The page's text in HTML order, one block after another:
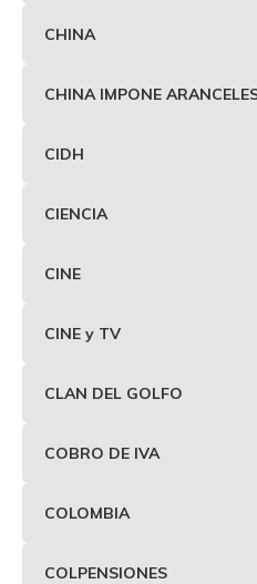
CHINA
CHINA IMPONE
CIDH
CIENCIA
CINE
CINE y TV
CLAN DEL GOLFO
COBRO DE IVA
COLOMBIA
COLPENSIONES